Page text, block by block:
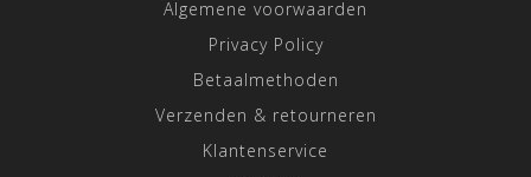
Algemene voorwaarden
Privacy Policy
Betaalmethoden
Verzenden & retourneren
Klantenservice